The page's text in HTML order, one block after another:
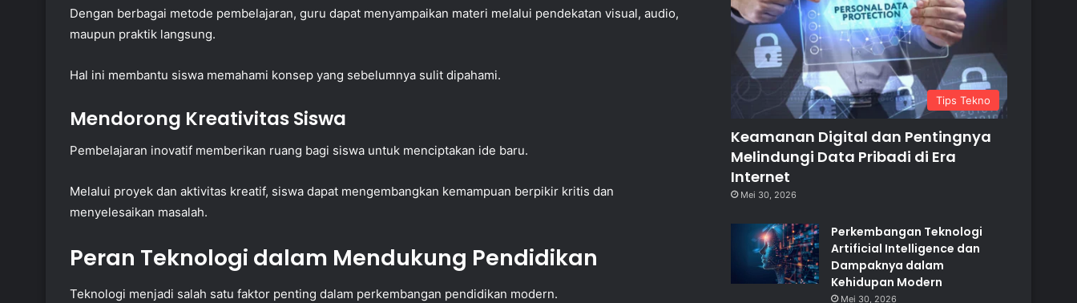
Dengan berbagai metode pembelajaran, guru dapat menyampaikan materi melalui pendekatan visual, audio,
maupun praktik langsung.
Hal ini membantu siswa memahami konsep yang sebelumnya sulit dipahami.
Mendorong Kreativitas Siswa
Pembelajaran inovatif memberikan ruang bagi siswa untuk menciptakan ide baru.
Melalui proyek dan aktivitas kreatif, siswa dapat mengembangkan kemampuan berpikir kritis dan
menyelesaikan masalah.
Peran Teknologi dalam Mendukung Pendidikan
Teknologi menjadi salah satu faktor penting dalam perkembangan pendidikan modern.
Tips Tekno
Keamanan Digital dan Pentingnya
Melindungi Data Pribadi di Era
Internet
Mei 30, 2026
Perkembangan Teknologi
Artificial Intelligence dan
Dampaknya dalam
Kehidupan Modern
Mei 30, 2026